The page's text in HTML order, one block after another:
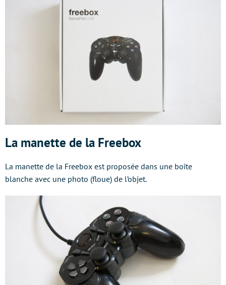
La manette de la Freebox
La manette de la Freebox est proposée dans une boîte
blanche avec une photo (floue) de l’objet.